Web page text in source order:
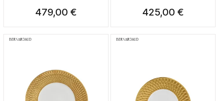
479,00 € 425,00 €